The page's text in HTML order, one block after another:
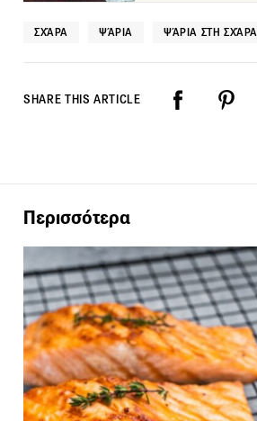
ΣΧΆΡΑ ΨΆΡΙΑ ΨΆΡΙΑ ΣΤΗ ΣΧΆΡΑ
SHARE THIS ARTICLE
Περισσότερα